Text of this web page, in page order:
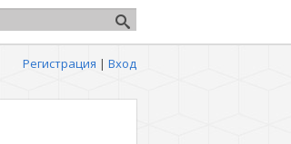
Регистрация | Вход